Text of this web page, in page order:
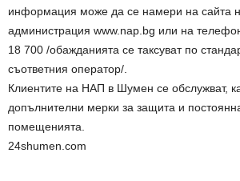
информация може да се намери на сайта
администрация www.nap.bg или на
18 700 /обажданията се таксуват по
съответния оператор/.
Клиентите на НАП в Шумен се обслужват,
допълнителни мерки за защита и
помещенията.
24shumen.com